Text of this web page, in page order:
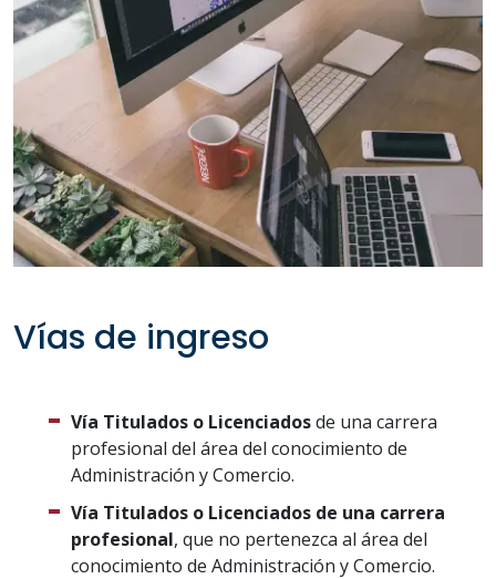
Vías de ingreso
Vía Titulados o Licenciadosde una carrera
profesional del área del conocimiento de
Administración y Comercio.
Vía Titulados o Licenciados de una carrera
profesional, que no pertenezca al área del
conocimiento de Administración y Comercio.